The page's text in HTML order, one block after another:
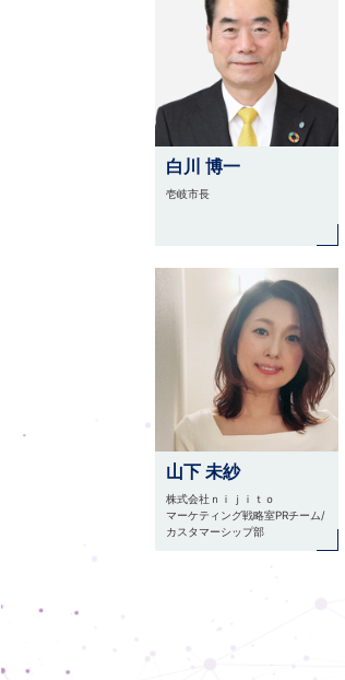
白川 博一
壱岐市長
山下 未紗
株式会社ｎｉｊｉｔｏ
マーケティング戦略室PRチーム/
カスタマーシップ部